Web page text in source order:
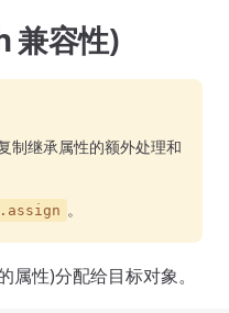
兼容性)
制继承属性的额外处理和
。
性)分配给目标对象。